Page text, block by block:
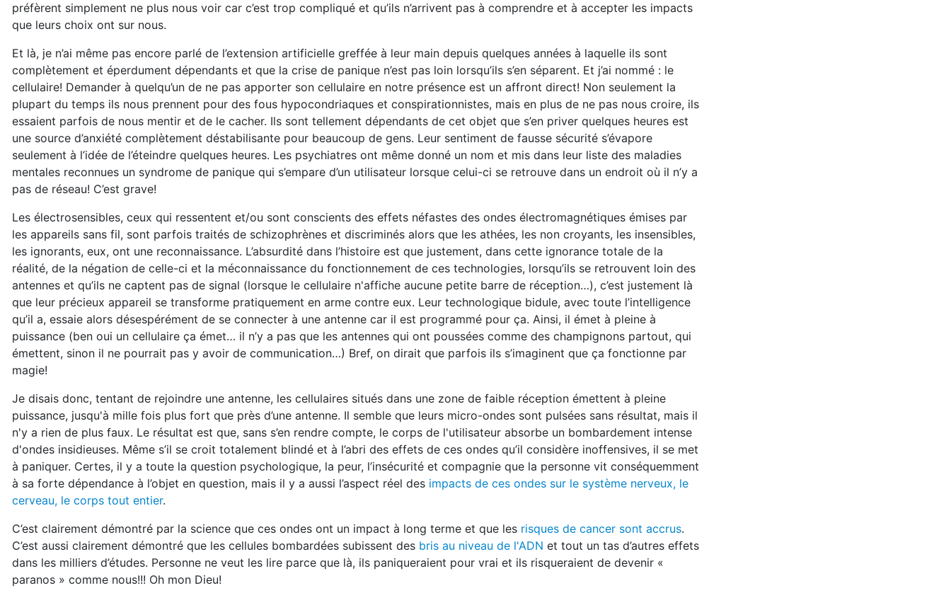
préfèrent simplement ne plus nous voir car c’est trop compliqué et qu’ils n’arrivent pas à comprendre et à accepter les impacts
que leurs choix ont sur nous.
Et là, je n’ai même pas encore parlé de l’extension artificielle greffée à leur main depuis quelques années à laquelle ils sont
complètement et éperdument dépendants et que la crise de panique n’est pas loin lorsqu’ils s’en séparent. Et j’ai nommé : le
cellulaire! Demander à quelqu’un de ne pas apporter son cellulaire en notre présence est un affront direct! Non seulement la
plupart du temps ils nous prennent pour des fous hypocondriaques et conspirationnistes, mais en plus de ne pas nous croire, ils
essaient parfois de nous mentir et de le cacher. Ils sont tellement dépendants de cet objet que s’en priver quelques heures est
une source d’anxiété complètement déstabilisante pour beaucoup de gens. Leur sentiment de fausse sécurité s’évapore
seulement à l’idée de l’éteindre quelques heures. Les psychiatres ont même donné un nom et mis dans leur liste des maladies
mentales reconnues un syndrome de panique qui s’empare d’un utilisateur lorsque celui-ci se retrouve dans un endroit où il n’y a
pas de réseau! C’est grave!
Les électrosensibles, ceux qui ressentent et/ou sont conscients des effets néfastes des ondes électromagnétiques émises par
les appareils sans fil, sont parfois traités de schizophrènes et discriminés alors que les athées, les non croyants, les insensibles,
les ignorants, eux, ont une reconnaissance. L’absurdité dans l’histoire est que justement, dans cette ignorance totale de la
réalité, de la négation de celle-ci et la méconnaissance du fonctionnement de ces technologies, lorsqu’ils se retrouvent loin des
antennes et qu’ils ne captent pas de signal (lorsque le cellulaire n'affiche aucune petite barre de réception…), c’est justement là
que leur précieux appareil se transforme pratiquement en arme contre eux. Leur technologique bidule, avec toute l’intelligence
qu’il a, essaie alors désespérément de se connecter à une antenne car il est programmé pour ça. Ainsi, il émet à pleine à
puissance (ben oui un cellulaire ça émet… il n’y a pas que les antennes qui ont poussées comme des champignons partout, qui
émettent, sinon il ne pourrait pas y avoir de communication…) Bref, on dirait que parfois ils s’imaginent que ça fonctionne par
magie!
Je disais donc, tentant de rejoindre une antenne, les cellulaires situés dans une zone de faible réception émettent à pleine
puissance, jusqu'à mille fois plus fort que près d’une antenne. Il semble que leurs micro-ondes sont pulsées sans résultat, mais il
n'y a rien de plus faux. Le résultat est que, sans s’en rendre compte, le corps de l'utilisateur absorbe un bombardement intense
d'ondes insidieuses. Même s’il se croit totalement blindé et à l’abri des effets de ces ondes qu’il considère inoffensives, il se met
à paniquer. Certes, il y a toute la question psychologique, la peur, l’insécurité et compagnie que la personne vit conséquemment
à sa forte dépendance à l’objet en question, mais il y a aussi l’aspect réel des impacts de ces ondes sur le système nerveux, le
cerveau, le corps tout entier.
C’est clairement démontré par la science que ces ondes ont un impact à long terme et que les risques de cancer sont accrus.
C’est aussi clairement démontré que les cellules bombardées subissent des bris au niveau de l'ADN et tout un tas d’autres effets
dans les milliers d’études. Personne ne veut les lire parce que là, ils paniqueraient pour vrai et ils risqueraient de devenir «
paranos » comme nous!!! Oh mon Dieu!